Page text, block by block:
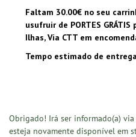
Faltam 30.00€ no seu
usufruir de PORTES
Ilhas, Via CTT em
Tempo estimado de
Obrigado! Irá ser informado(a)
esteja novamente disponível em